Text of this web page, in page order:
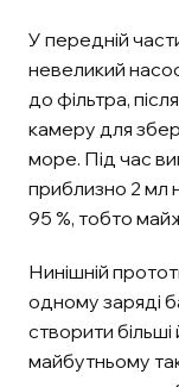
У передній
невеликий
до фільтра,
камеру для
море. Під час
приблизно 2 мл
95 %, тобто
Нинішній
одному заряді
створити більші
майбутньому